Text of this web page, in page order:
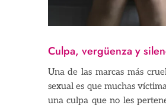
Culpa, vergüenza y
Una de las marcas más
sexual es que muchas
una culpa que no les